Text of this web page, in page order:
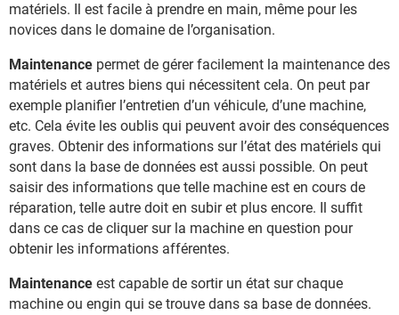
matériels. Il est facile à prendre en main, même pour les
novices dans le domaine de l’organisation.
Maintenance permet de gérer facilement la maintenance des
matériels et autres biens qui nécessitent cela. On peut par
exemple planifier l’entretien d’un véhicule, d’une machine,
etc. Cela évite les oublis qui peuvent avoir des conséquences
graves. Obtenir des informations sur l’état des matériels qui
sont dans la base de données est aussi possible. On peut
saisir des informations que telle machine est en cours de
réparation, telle autre doit en subir et plus encore. Il suffit
dans ce cas de cliquer sur la machine en question pour
obtenir les informations afférentes.
Maintenance est capable de sortir un état sur chaque
machine ou engin qui se trouve dans sa base de données.